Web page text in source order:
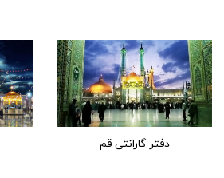
دفتر گارانتی قم